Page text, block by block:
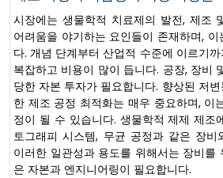
시장에는 생물학적 치료제의 발전, 제조
어려움을 야기하는 요인들이 존재하며,
다. 개념 단계부터 산업적 수준에 이르기
복잡하고 비용이 많이 듭니다. 공장, 장비
당한 자본 투자가 필요합니다. 향상된 저
한 제조 공정 최적화는 매우 중요하며, 이
정이 될 수 있습니다. 생물학적 제제 제조
토그래피 시스템, 무균 공정과 같은 장비
이러한 일관성과 용도를 위해서는 장비를
은 자본과 엔지니어링이 필요합니다.